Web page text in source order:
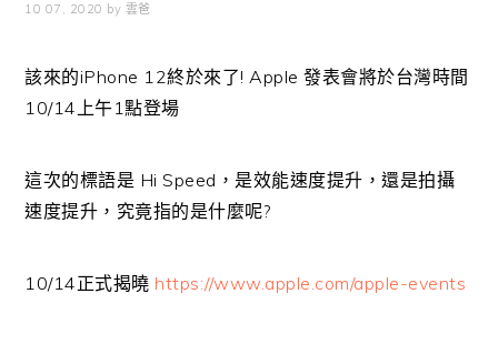
10 07, 2020 by 雲爸
該來的iPhone 12終於來了! Apple 發表會將於台灣時間
10/14上午1點登場
這次的標語是 Hi Speed，是效能速度提升，還是拍攝
速度提升，究竟指的是什麼呢?
10/14正式揭曉 https://www.apple.com/apple-events